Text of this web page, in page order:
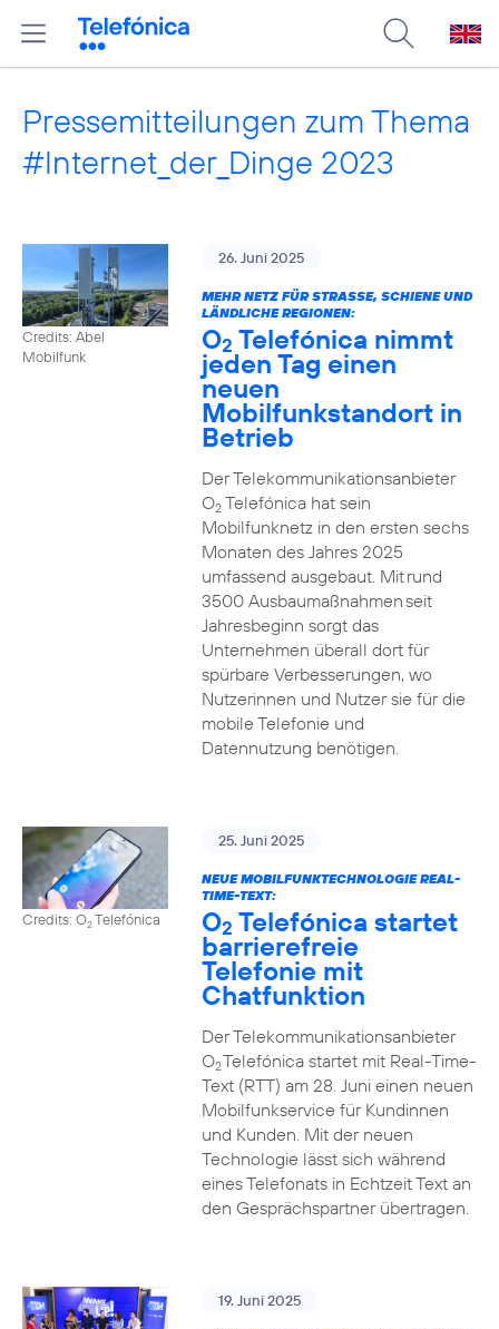
Pressemitteilungen zum Thema
#Internet_der_Dinge 2023
Credits: Abel
Mobilfunk
26. Juni 2025
MEHR NETZ FÜR STRASSE, SCHIENE UND L
ÄNDLICHE REGIONEN:
O2 Telefónica nimmt
jeden Tag einen
neuen
Mobilfunkstandort in
Betrieb
Der Telekommunikationsanbieter
O2Telefónica hat sein
Mobilfunknetz in den ersten sechs
Monaten des Jahres 2025
umfassend ausgebaut. Mit rund
3500 Ausbaumaßnahmen seit
Jahresbeginn sorgt das
Unternehmen überall dort für
spürbare Verbesserungen, wo
Nutzerinnen und Nutzer sie für die
mobile Telefonie und
Datennutzung benötigen.
Credits: O2Telefónica
25. Juni 2025
NEUE MOBILFUNKTECHNOLOGIE REAL-
TIME-TEXT:
O2 Telefónica startet
barrierefreie
Telefonie mit
Chatfunktion
Der Telekommunikationsanbieter
O2Telefónica startet mit Real-Time-
Text (RTT) am 28. Juni einen neuen
Mobilfunkservice für Kundinnen
und Kunden. Mit der neuen
Technologie lässt sich während
eines Telefonats in Echtzeit Text an
den Gesprächspartner übertragen.
19. Juni 2025